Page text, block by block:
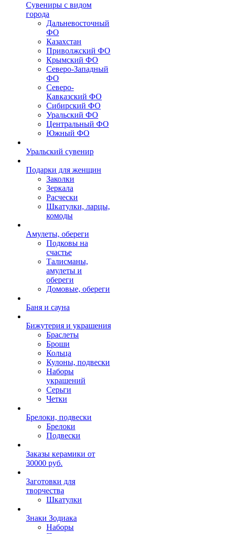
Сувениры с видом
города
Дальневосточный
ФО
Казахстан
Приволжский ФО
Крымский ФО
Северо-Западный
ФО
Северо-
Кавказский ФО
Сибирский ФО
Уральский ФО
Центральный ФО
Южный ФО
Уральский сувенир
Подарки для женщин
Заколки
Зеркала
Расчески
Шкатулки, ларцы,
комоды
Амулеты, обереги
Подковы на
счастье
Талисманы,
амулеты и
обереги
Домовые, обереги
Баня и сауна
Бижутерия и украшения
Браслеты
Броши
Кольца
Кулоны, подвески
Наборы
украшений
Серьги
Четки
Брелоки, подвески
Брелоки
Подвески
Заказы керамики от
30000 руб.
Заготовки для
творчества
Шкатулки
Знаки Зодиака
Наборы